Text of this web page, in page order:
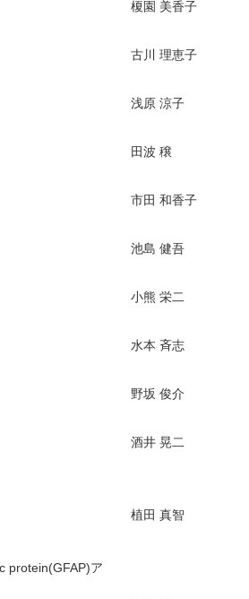
榎園 美香子
古川 理恵子
浅原 涼子
田波 穣
市田 和香子
池島 健吾
小熊 栄二
水本 斉志
野坂 俊介
酒井 晃二
植田 真智
protein(GFAP)ア